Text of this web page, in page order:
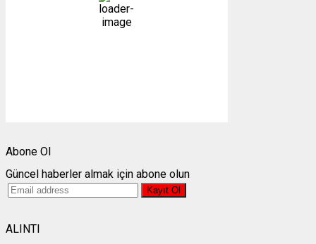
96 %
1010 mb
Abone Ol
Güncel haberler almak için abone olun
ALINTI